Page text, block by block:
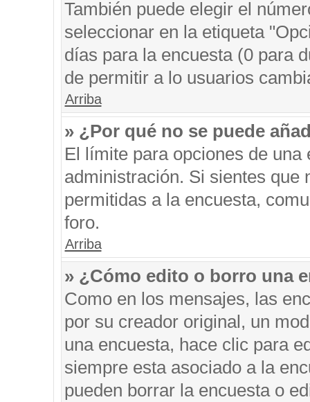
También puede elegir el
seleccionar en la etiqueta
días para la encuesta (0 para
de permitir a lo usuarios
Arriba
» ¿Por qué no se puede
El límite para opciones de una
administración. Si sientes que
permitidas a la encuesta,
foro.
Arriba
» ¿Cómo edito o borro una
Como en los mensajes, las
por su creador original, un
una encuesta, hace clic para
siempre esta asociado a la
pueden borrar la encuesta o